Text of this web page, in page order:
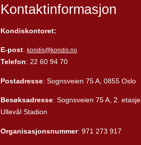
Kontaktinformasjon
Kondiskontoret:
E-post: kondis@kondis.no
Telefon: 22 60 94 70
Postadresse: Sognsveien 75 A, 0855 Oslo
Besøksadresse: Sognsveien 75 A, 2. etasje,
Ullevål Stadion
Organisasjonsnummer: 971 273 917